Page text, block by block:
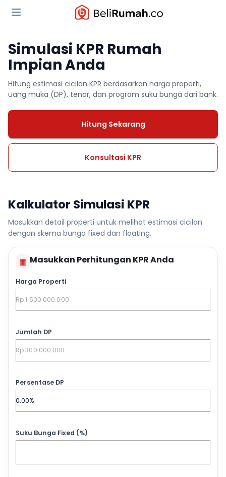
Simulasi KPR Rumah
Impian Anda
Hitung estimasi cicilan KPR berdasarkan harga properti,
uang muka (DP), tenor, dan program suku bunga dari bank.
Hitung Sekarang
Konsultasi KPR
Kalkulator Simulasi KPR
Masukkan detail properti untuk melihat estimasi cicilan
dengan skema bunga fixed dan floating.
▦ Masukkan Perhitungan KPR Anda
Harga Properti
Jumlah DP
Persentase DP
Suku Bunga Fixed (%)